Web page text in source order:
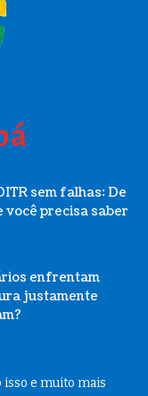
sem falhas: De
você precisa saber
enfrentam
justamente
isso e muito mais